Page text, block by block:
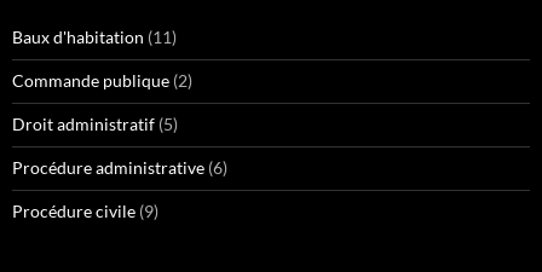
Baux d'habitation (11)
Commande publique (2)
Droit administratif (5)
Procédure administrative (6)
Procédure civile (9)